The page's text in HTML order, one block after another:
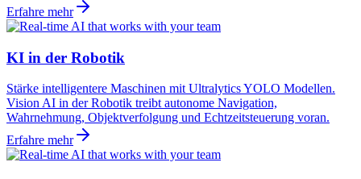
Erfahre mehr
KI in der Robotik
Stärke intelligentere Maschinen mit Ultralytics YOLO Modellen.
Vision AI in der Robotik treibt autonome Navigation,
Wahrnehmung, Objektverfolgung und Echtzeitsteuerung voran.
Erfahre mehr